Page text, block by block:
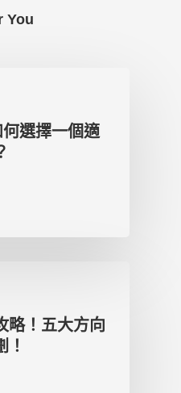
You
選擇一個適
略！五大方向
！